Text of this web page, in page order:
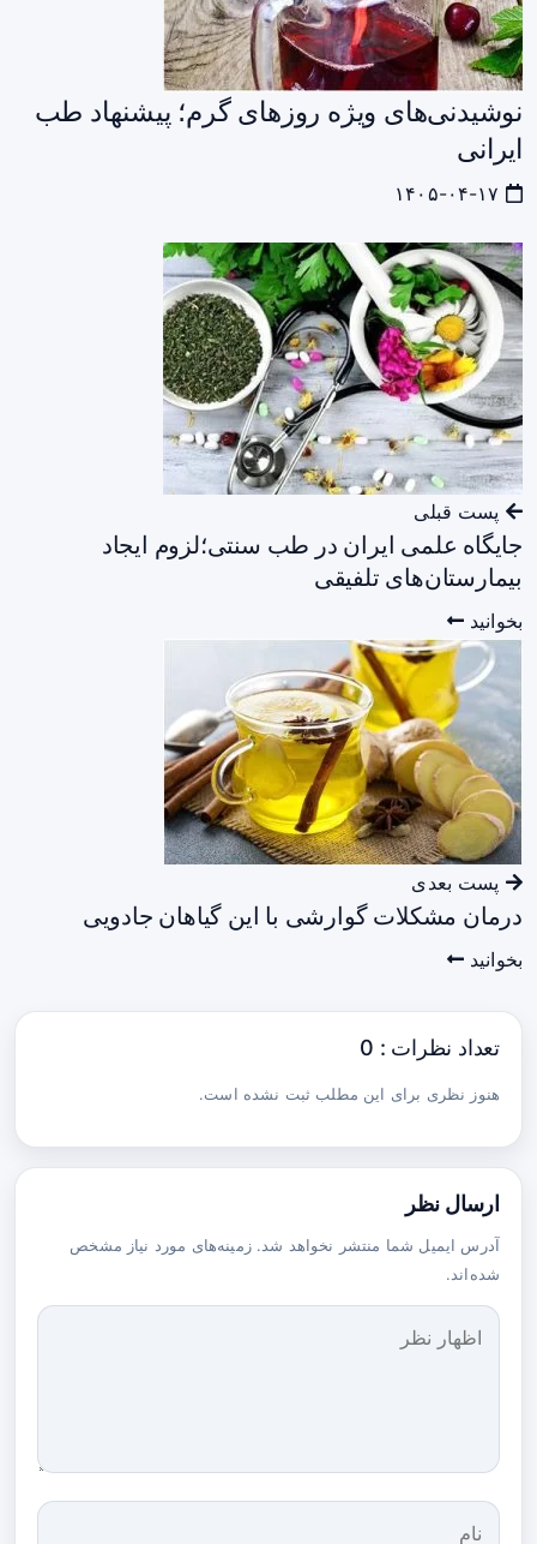
نوشیدنی‌های ویژه روزهای گرم؛ پیشنهاد طب
ایرانی
پست قبلی
جایگاه علمی ایران در طب سنتی؛لزوم ایجاد
بیمارستان‌های تلفیقی
بخوانید
پست بعدی
درمان مشکلات گوارشی با این گیاهان جادویی
بخوانید
تعداد نظرات : 0
هنوز نظری برای این مطلب ثبت نشده است.
ارسال نظر
آدرس ایمیل شما منتشر نخواهد شد. زمینه‌های مورد نیاز مشخص
شده‌اند.